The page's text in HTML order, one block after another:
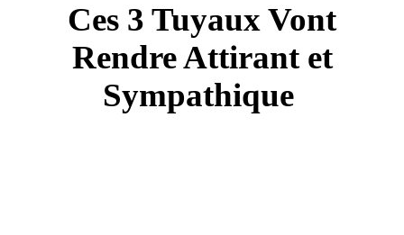
Ces 3 Tuyaux Vont
Rendre Attirant et
Sympathique